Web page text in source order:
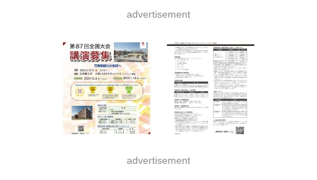
advertisement
advertisement